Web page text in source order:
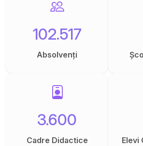
102.517
Absolvenți
3.600
Cadre Didactice Elevi